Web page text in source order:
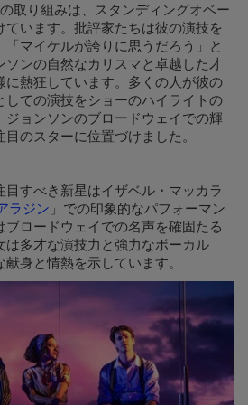
取り組みは、スタンディングオベー
ています。批評家たちは彼の演技を
「マイケルが誇りに思うだろう」と
ソンの自然なカリスマと卓越した才
に熱狂しています。多くの人が彼の
しての演技をショーのハイライトの
ョンソンのブロードウェイでの輝
のスターに位置づけました。
すべき新星はイザベル・マッカラ
ラジン 」での印象的なパフォーマン
ブロードウェイでの名声を確固たる
は多才な演技力と強力なボーカル
身と情熱を示しています。